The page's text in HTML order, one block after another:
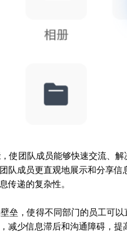
使团队成员能够快速交流、
队成员更直观地展示和分享
传递的复杂性。
垒，使得不同部门的员工可
减少信息滞后和沟通障碍，提